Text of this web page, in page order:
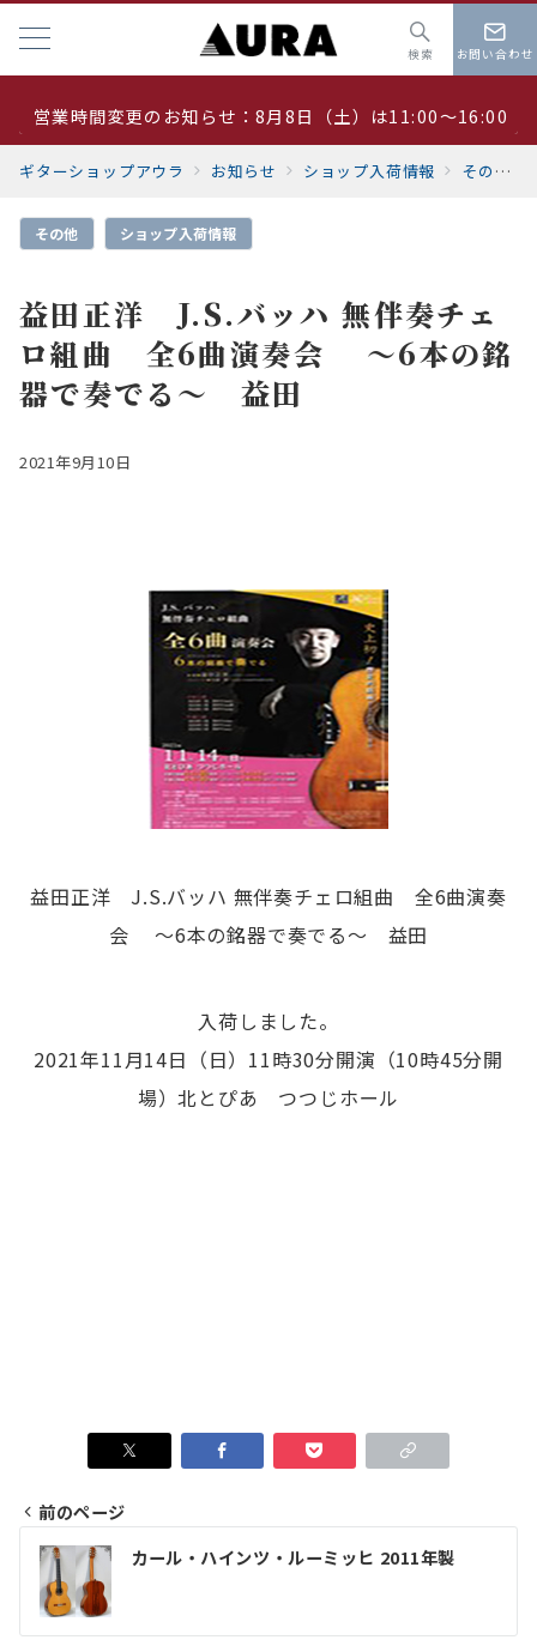
検索 お問い合わせ
営業時間変更のお知らせ：8月8日（土）は11:00～16:00
夏季休業 8月19日～23日
サマーセール開催中
ギターショップアウラ お知らせ ショップ入荷情報 その他
その他 ショップ入荷情報
益田正洋 J.S.バッハ 無伴奏チェ
ロ組曲 全6曲演奏会 〜6本の銘
器で奏でる〜 益田
2021年9月10日
益田正洋 J.S.バッハ 無伴奏チェロ組曲 全6曲演奏
会 〜6本の銘器で奏でる〜 益田
入荷しました。
2021年11月14日（日）11時30分開演（10時45分開
場）北とぴあ つつじホール
投
稿
ナ
前のページ
カール・ハインツ・ルーミッヒ 2011年製